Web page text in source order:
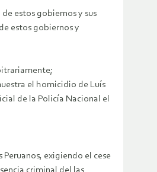
estos gobiernos y sus
estos gobiernos y
el homicidio de Luís
de la Policía Nacional el
exigiendo el cese